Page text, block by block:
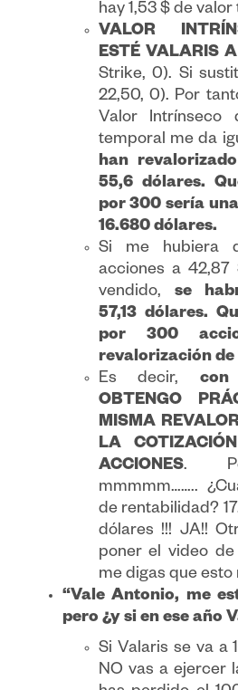
hay 1,53 $ de
VALOR
ESTÉ VALARIS
Strike, 0). Si
22,50, 0). Por
Valor
temporal me da
han
55,6 dólares.
por 300 sería
16.680 dólares.
Si me hubiera
acciones a
vendido, se
57,13 dólares.
por 300
revalorización de
Es decir, con
OBTENGO
MISMA
LA
ACCIONES.
mmmmm……..
de rentabilidad?
dólares !!! JA!!
poner el video
me digas que esto
“Vale Antonio, me
pero ¿y si en ese año
Si Valaris se va a
NO vas a ejercer